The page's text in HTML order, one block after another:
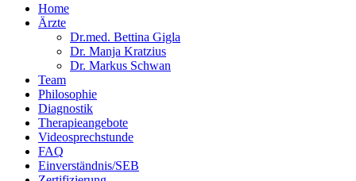
Home
Ärzte
Dr.med. Bettina Gigla
Dr. Manja Kratzius
Dr. Markus Schwan
Team
Philosophie
Diagnostik
Therapieangebote
Videosprechstunde
FAQ
Einverständnis/SEB